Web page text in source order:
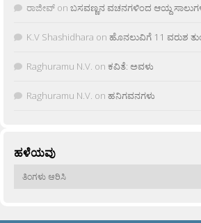
ರಾಜೀವ್ on ಬಸವಣ್ಣನ ವಚನಗಳಿಂದ ಆಯ್ದ
K.V Shashidhara on ಹೊನಲುವಿಗೆ 11 ವರುಶ
Raghuramu N.V. on ಕವಿತೆ: ಅವಳು
Raghuramu N.V. on ಹನಿಗವನಗಳು
ಹಳೆಯವು
ಹಳೆಯವು